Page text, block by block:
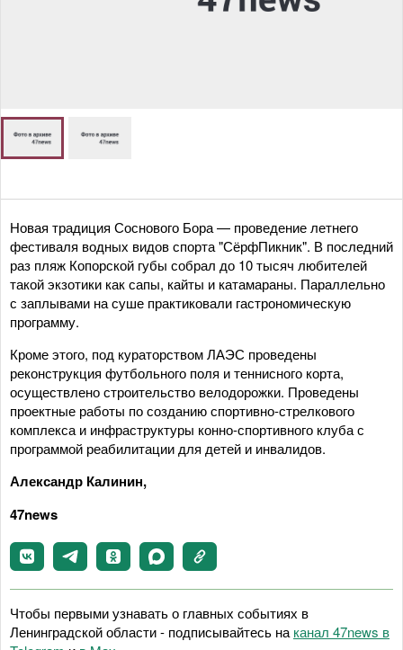
Новая традиция Соснового Бора — проведение летнего
фестиваля водных видов спорта "СёрфПикник". В последний
раз пляж Копорской губы собрал до 10 тысяч любителей
такой экзотики как сапы, кайты и катамараны. Параллельно
с заплывами на суше практиковали гастрономическую
программу.
Кроме этого, под кураторством ЛАЭС проведены
реконструкция футбольного поля и теннисного корта,
осуществлено строительство велодорожки. Проведены
проектные работы по созданию спортивно-стрелкового
комплекса и инфраструктуры конно-спортивного клуба с
программой реабилитации для детей и инвалидов.
Александр Калинин,
47news
Чтобы первыми узнавать о главных событиях в
Ленинградской области - подписывайтесь на канал 47news в